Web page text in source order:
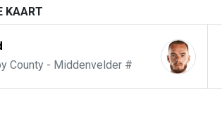
KAART
County - Middenvelder #